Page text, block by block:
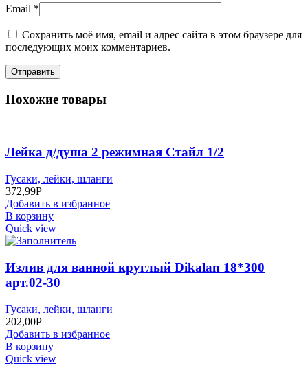
Email *
Сохранить моё имя, email и адрес сайта в этом браузере для
последующих моих комментариев.
Похожие товары
Лейка д/душа 2 режимная Стайл 1/2
Гусаки, лейки, шланги
372,99Р
Добавить в избранное
В корзину
Quick view
Излив для ванной круглый Dikalan 18*300
арт.02-30
Гусаки, лейки, шланги
202,00Р
Добавить в избранное
В корзину
Quick view